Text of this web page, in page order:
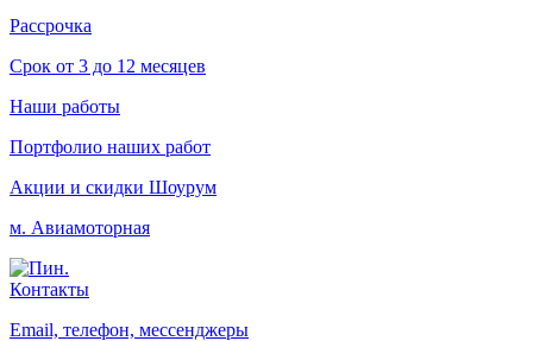
Рассрочка
Срок от 3 до 12 месяцев
Наши работы
Портфолио наших работ
Акции и скидки Шоурум
м. Авиамоторная
Контакты
Email, телефон, мессенджеры